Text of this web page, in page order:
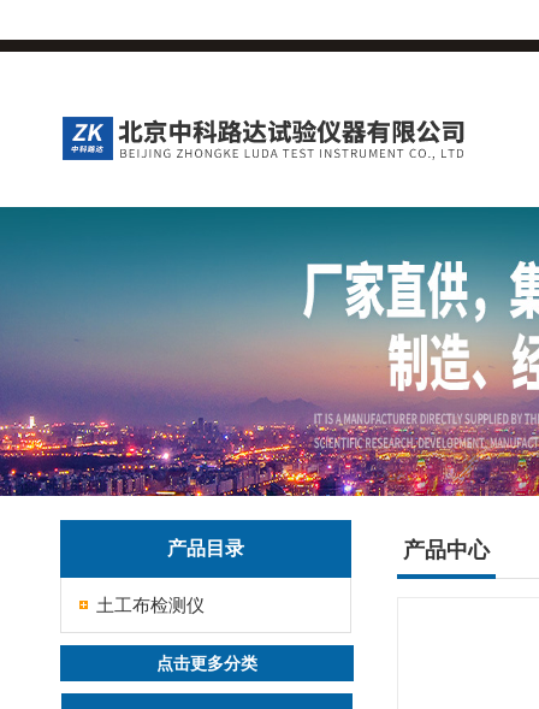
产品目录
土工布检测仪
点击更多分类
产品中心